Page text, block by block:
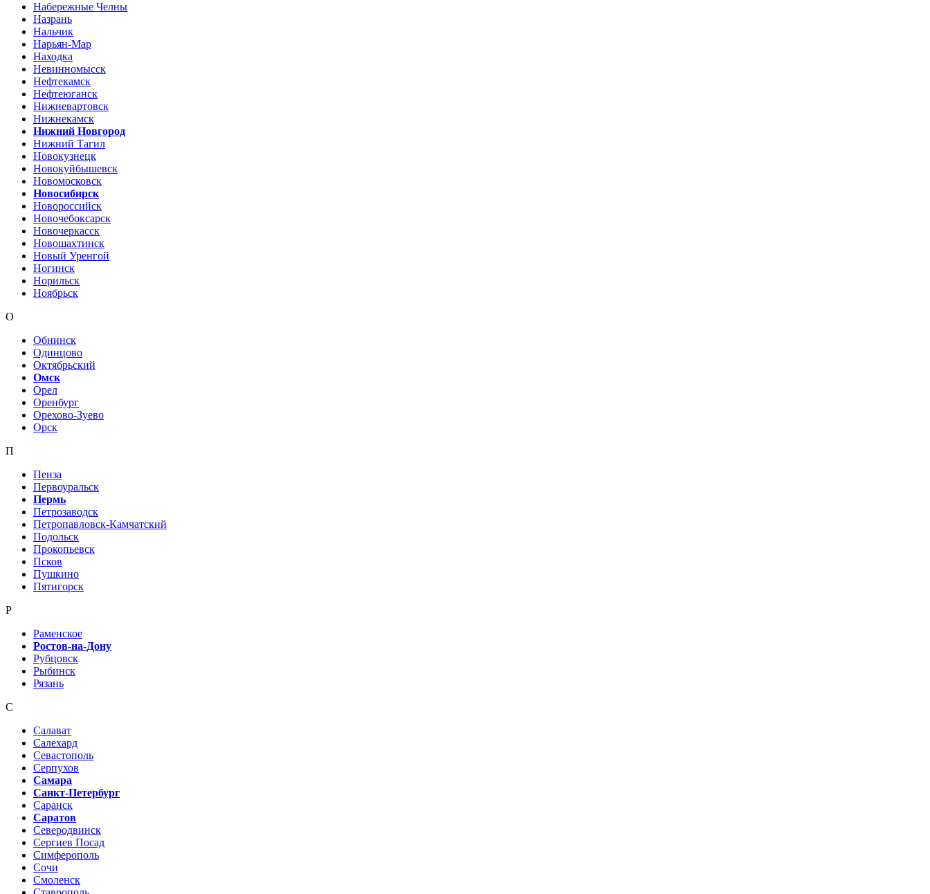
Набережные Челны
Назрань
Нальчик
Нарьян-Мар
Находка
Невинномысск
Нефтекамск
Нефтеюганск
Нижневартовск
Нижнекамск
Нижний Новгород
Нижний Тагил
Новокузнецк
Новокуйбышевск
Новомосковск
Новосибирск
Новороссийск
Новочебоксарск
Новочеркасск
Новошахтинск
Новый Уренгой
Ногинск
Норильск
Ноябрьск
О
Обнинск
Одинцово
Октябрьский
Омск
Орел
Оренбург
Орехово-Зуево
Орск
П
Пенза
Первоуральск
Пермь
Петрозаводск
Петропавловск-Камчатский
Подольск
Прокопьевск
Псков
Пушкино
Пятигорск
Р
Раменское
Ростов-на-Дону
Рубцовск
Рыбинск
Рязань
С
Салават
Салехард
Севастополь
Серпухов
Самара
Санкт-Петербург
Саранск
Саратов
Северодвинск
Сергиев Посад
Симферополь
Сочи
Смоленск